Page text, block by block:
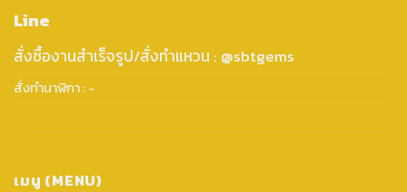
Line
สั่งซื้องานสำเร็จรูป/สั่งทำแหวน : @sbtgems
สั่งทำนาฬิกา : -
เมนู (MENU)